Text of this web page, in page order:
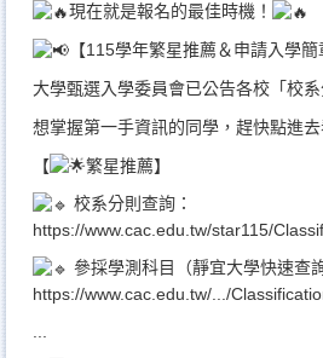
現在就是報名的最佳時機！
【115學年繁星推薦＆申請入學
大學甄選入學委員會已公告各校「校系
想掌握第一手資訊的同學，趕快點進
【
繁星推薦】
校系分則查詢：
https://www.cac.edu.tw/star115/
參採學測科目（靜宜大學快速查
https://www.cac.edu.tw/.../